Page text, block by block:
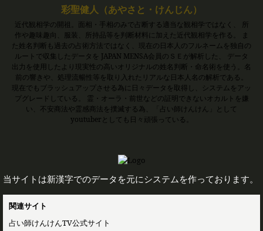
彩聖健人（あやさと・けんじん）
近代観相学の開祖。面相・手相のみで占断する適当な観相学ではなく、 所
作や趣味趣向、服装、所持品等を判断材料に加えた近代観相学を作る。 ま
た姓名判断も過去の占術方法ではなく、現在の日本人のフルネームを独自の
ルートで収集したデータを JAPAN MENSA会員のＳＥが解析した、 データ
出力を使用したより現実性の高いオリジナルの姓名判断・命名術を使う。名
前の響きや、処理流暢性等を取り入れたリアルな日本人名の解析である。
現在でもブラッシュアップさせる為に日々データを取得し、システムをアッ
プグレードしている。 霊・オーラ・前世などの証明できないオカルトを嫌
い、不安商法や霊感商法を撲滅する為、「占い師けんけん」として
youtuberとしても日々頑張っている。
当サイトは新漢字でのデータを元にシステムを作っております。
関連サイト
占い師けんけんTV公式サイト